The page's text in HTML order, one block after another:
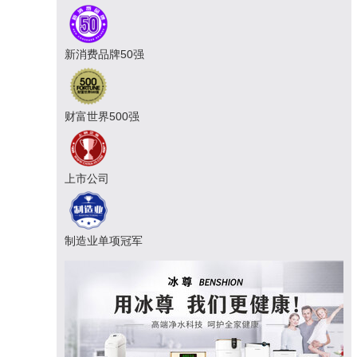
新消费品牌50强
财富世界500强
上市公司
制造业单项冠军